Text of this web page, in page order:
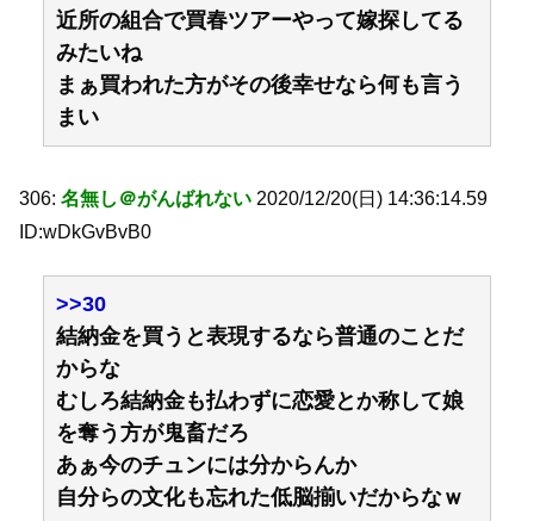
近所の組合で買春ツアーやって嫁探してる
みたいね
まぁ買われた方がその後幸せなら何も言う
まい
306: 名無し＠がんばれない 2020/12/20(日) 14:36:14.59
ID:wDkGvBvB0
>>30
結納金を買うと表現するなら普通のことだ
からな
むしろ結納金も払わずに恋愛とか称して娘
を奪う方が鬼畜だろ
あぁ今のチュンには分からんか
自分らの文化も忘れた低脳揃いだからなｗ